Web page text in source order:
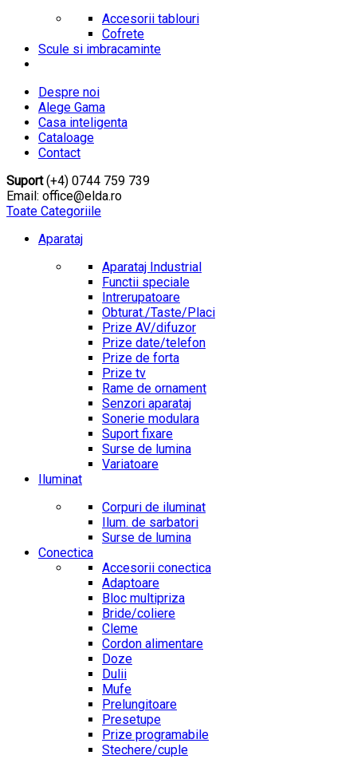
Accesorii tablouri
Cofrete
Scule si imbracaminte
Despre noi
Alege Gama
Casa inteligenta
Cataloage
Contact
Suport(+4) 0744 759 739
Email: office@elda.ro
Toate Categoriile
Aparataj
Aparataj Industrial
Functii speciale
Intrerupatoare
Obturat./Taste/Placi
Prize AV/difuzor
Prize date/telefon
Prize de forta
Prize tv
Rame de ornament
Senzori aparataj
Sonerie modulara
Suport fixare
Surse de lumina
Variatoare
Iluminat
Corpuri de iluminat
Ilum. de sarbatori
Surse de lumina
Conectica
Accesorii conectica
Adaptoare
Bloc multipriza
Bride/coliere
Cleme
Cordon alimentare
Doze
Dulii
Mufe
Prelungitoare
Presetupe
Prize programabile
Stechere/cuple